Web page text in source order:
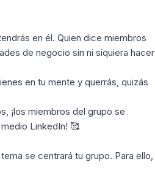
en él. Quien dice miembros
de negocio sin ni siquiera hacer
en tu mente y querrás, quizás
¡los miembros del grupo se
LinkedIn! 🥰
se centrará tu grupo. Para ello,